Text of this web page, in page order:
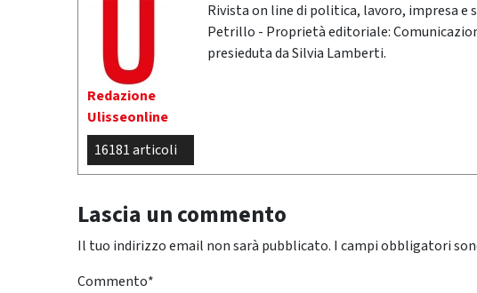
Redazione
Ulisseonline
16181 articoli
Rivista on line di politica, lavoro, impresa e
Petrillo - Proprietà editoriale:
presieduta da Silvia Lamberti.
Lascia un commento
Il tuo indirizzo email non sarà pubblicato. I campi obbligatori
Commento*